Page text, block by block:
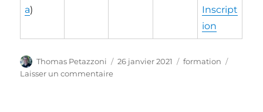
a)
Inscript
ion
Auteur
Thomas Petazzoni
Publié
26 janvier 2021 Catégories
formation
Laisser un commentairesur